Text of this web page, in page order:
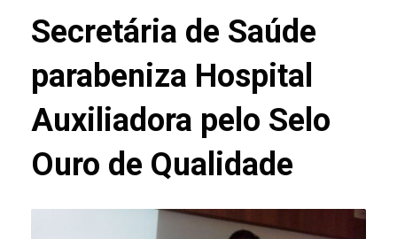
Secretária de Saúde
parabeniza Hospital
Auxiliadora pelo Selo
Ouro de Qualidade